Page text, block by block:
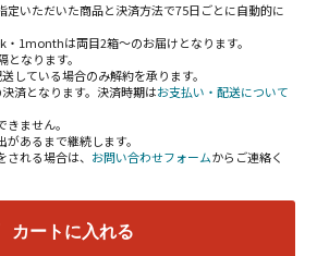
定いただいた商品と決済方法で75日ごとに自動的に
1monthは両目2箱～のお届けとなります。
となります。
している場合のみ解約を承ります。
済となります。決済時期はお支払い・配送について
ません。
あるまで継続します。
れる場合は、 お問い合わせフォームからご連絡く